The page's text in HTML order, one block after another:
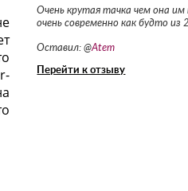
Очень крутая тачка чем она им
очень современно как будто из
Оставил: @Atem
Перейти к отзыву